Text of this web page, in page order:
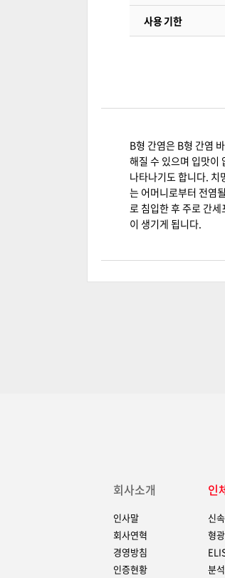
사용 기한
B형 간염은 B형 간염
해질 수 있으며 입맛이
나타나기도 합니다. 치
는 어머니로부터 전염
로 침입한 후 주로 간
이 생기게 됩니다.
회사소개
인사말
회사연혁
경영방침
인증현황
인
신
형
분